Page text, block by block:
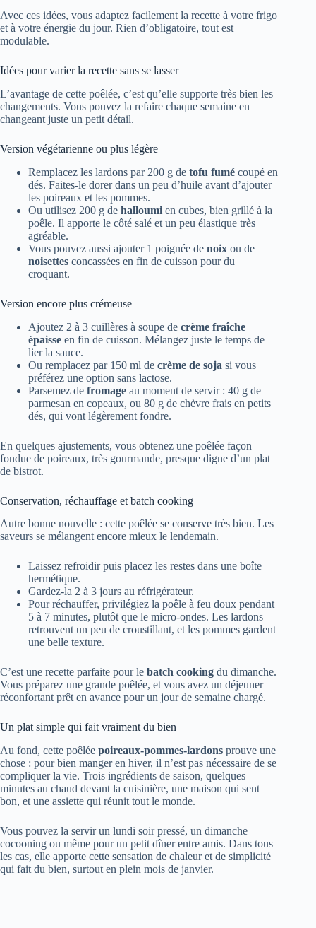
Avec ces idées, vous adaptez facilement la recette à votre frigo
et à votre énergie du jour. Rien d’obligatoire, tout est
modulable.
Idées pour varier la recette sans se lasser
L’avantage de cette poêlée, c’est qu’elle supporte très bien les
changements. Vous pouvez la refaire chaque semaine en
changeant juste un petit détail.
Version végétarienne ou plus légère
Remplacez les lardons par 200 g de tofu fumé coupé en
dés. Faites-le dorer dans un peu d’huile avant d’ajouter
les poireaux et les pommes.
Ou utilisez 200 g de halloumi en cubes, bien grillé à la
poêle. Il apporte le côté salé et un peu élastique très
agréable.
Vous pouvez aussi ajouter 1 poignée de noix ou de
noisettes concassées en fin de cuisson pour du
croquant.
Version encore plus crémeuse
Ajoutez 2 à 3 cuillères à soupe de crème fraîche
épaisse en fin de cuisson. Mélangez juste le temps de
lier la sauce.
Ou remplacez par 150 ml de crème de soja si vous
préférez une option sans lactose.
Parsemez de fromage au moment de servir : 40 g de
parmesan en copeaux, ou 80 g de chèvre frais en petits
dés, qui vont légèrement fondre.
En quelques ajustements, vous obtenez une poêlée façon
fondue de poireaux, très gourmande, presque digne d’un plat
de bistrot.
Conservation, réchauffage et batch cooking
Autre bonne nouvelle : cette poêlée se conserve très bien. Les
saveurs se mélangent encore mieux le lendemain.
Laissez refroidir puis placez les restes dans une boîte
hermétique.
Gardez-la 2 à 3 jours au réfrigérateur.
Pour réchauffer, privilégiez la poêle à feu doux pendant
5 à 7 minutes, plutôt que le micro-ondes. Les lardons
retrouvent un peu de croustillant, et les pommes gardent
une belle texture.
C’est une recette parfaite pour le batch cooking du dimanche.
Vous préparez une grande poêlée, et vous avez un déjeuner
réconfortant prêt en avance pour un jour de semaine chargé.
Un plat simple qui fait vraiment du bien
Au fond, cette poêlée poireaux-pommes-lardons prouve une
chose : pour bien manger en hiver, il n’est pas nécessaire de se
compliquer la vie. Trois ingrédients de saison, quelques
minutes au chaud devant la cuisinière, une maison qui sent
bon, et une assiette qui réunit tout le monde.
Vous pouvez la servir un lundi soir pressé, un dimanche
cocooning ou même pour un petit dîner entre amis. Dans tous
les cas, elle apporte cette sensation de chaleur et de simplicité
qui fait du bien, surtout en plein mois de janvier.